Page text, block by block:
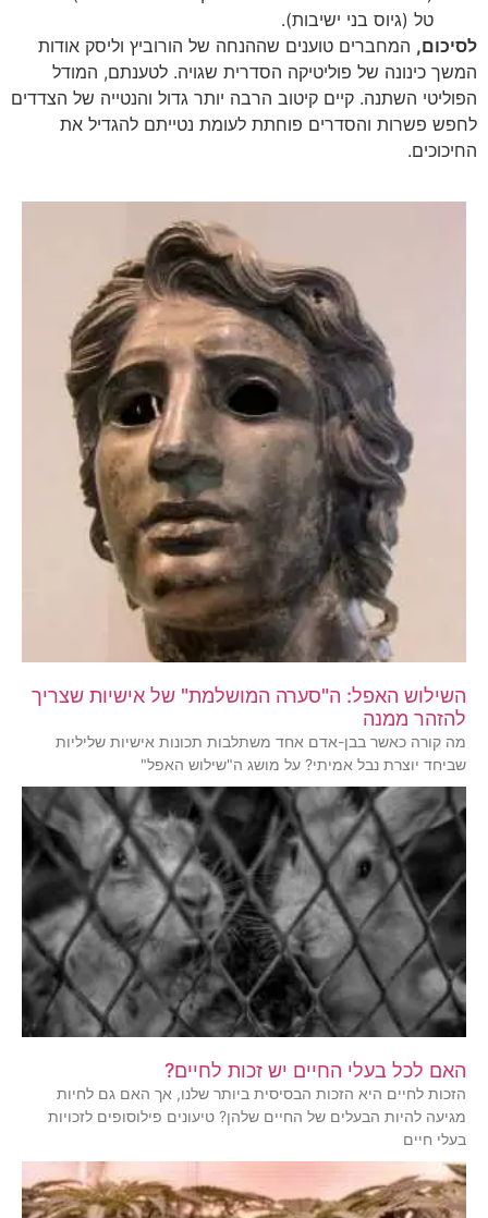
טל (גיוס בני ישיבות).
לסיכום, המחברים טוענים שההנחה של הורוביץ וליסק אודות
המשך כינונה של פוליטיקה הסדרית שגויה. לטענתם, המודל
הפוליטי השתנה. קיים קיטוב הרבה יותר גדול והנטייה של הצדדים
לחפש פשרות והסדרים פוחתת לעומת נטייתם להגדיל את
החיכוכים.
השילוש האפל: ה"סערה המושלמת" של אישיות שצריך
להזהר ממנה
מה קורה כאשר בבן-אדם אחד משתלבות תכונות אישיות שליליות
שביחד יוצרת נבל אמיתי? על מושג ה"שילוש האפל"
האם לכל בעלי החיים יש זכות לחיים?
הזכות לחיים היא הזכות הבסיסית ביותר שלנו, אך האם גם לחיות
מגיעה להיות הבעלים של החיים שלהן? טיעונים פילוסופים לזכויות
בעלי חיים